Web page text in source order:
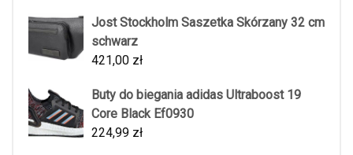
Jost Stockholm Saszetka Skórzany 32 cm
schwarz
421,00 zł
Buty do biegania adidas Ultraboost 19
Core Black Ef0930
224,99 zł